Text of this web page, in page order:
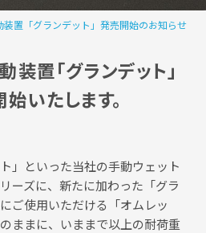
装置「グランデット」発売開始のお知らせ
置「グランデット」
いたします。
」といった当社の手動ウェット
ーズに、新たに加わった「グラ
ご使用いただける「オムレッ
ままに、いままで以上の耐荷重